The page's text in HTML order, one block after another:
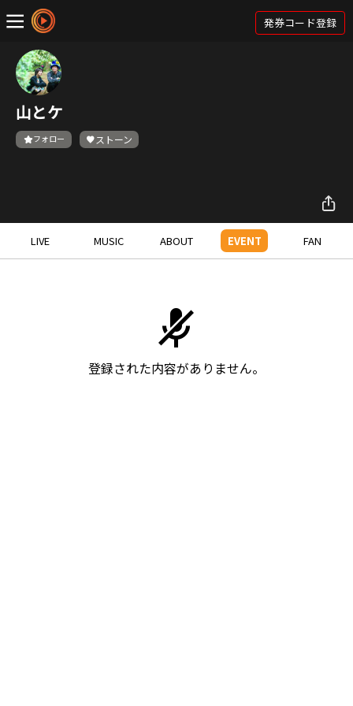
発券コード登録
山とケ
フォロー ストーン
LIVE MUSIC ABOUT EVENT FAN
登録された内容がありません。